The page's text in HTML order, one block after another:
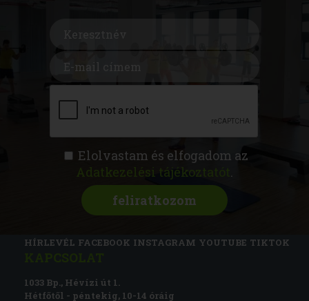
Elolvastam és elfogadom az
Adatkezelési tájékoztatót .
FITNESS AKADÉMIA
RÓLUNK MAGAZIN
CSATLAKOZZ
HÍRLEVÉL FACEBOOK INSTAGRAM YOUTUBE TIKTOK
1033 Bp., Hévízi út 1.
Hétfőtől - péntekig, 10-14 óráig